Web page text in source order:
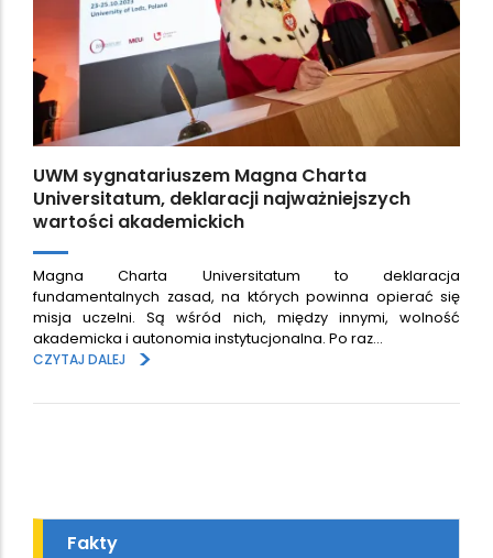
UWM sygnatariuszem Magna Charta
Universitatum, deklaracji najważniejszych
wartości akademickich
Magna Charta Universitatum to deklaracja
fundamentalnych zasad, na których powinna opierać się
misja uczelni. Są wśród nich, między innymi, wolność
akademicka i autonomia instytucjonalna. Po raz…
CZYTAJ DALEJ
>
Fakty